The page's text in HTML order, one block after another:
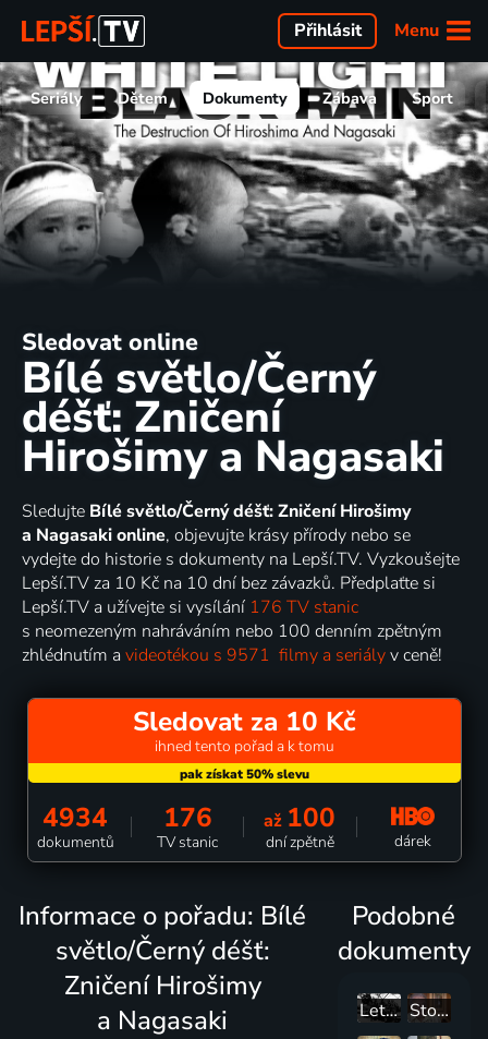
Menu
Přihlásit
Seriály Dětem Dokumenty Zábava Sport
Sledovat online
Bílé světlo/Černý
déšť: Zničení
Hirošimy a Nagasaki
Sledujte Bílé světlo/Černý déšť: Zničení Hirošimy
a Nagasaki online, objevujte krásy přírody nebo se
vydejte do historie s dokumenty na Lepší.TV. Vyzkoušejte
Lepší.TV za 10 Kč na 10 dní bez závazků. Předplaťte si
Lepší.TV a užívejte si vysílání 176 TV stanic
s neomezeným nahráváním nebo 100 denním zpětným
zhlédnutím a videotékou s 9571 filmy a seriályv ceně!
Sledovat za 10 Kč
ihned tento pořad a k tomu
4934
dokumentů
176
TV stanic
až 100
dní zpětně dárek
Informace o pořadu: Bílé
světlo/Černý déšť:
Zničení Hirošimy
a Nagasaki
Podobné
dokumenty
Letci z Tuskegee: Sága P-51 Mustang
Stopy, fakta, tajemství